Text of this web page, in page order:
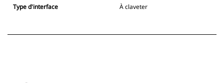
Type d'interface À claveter